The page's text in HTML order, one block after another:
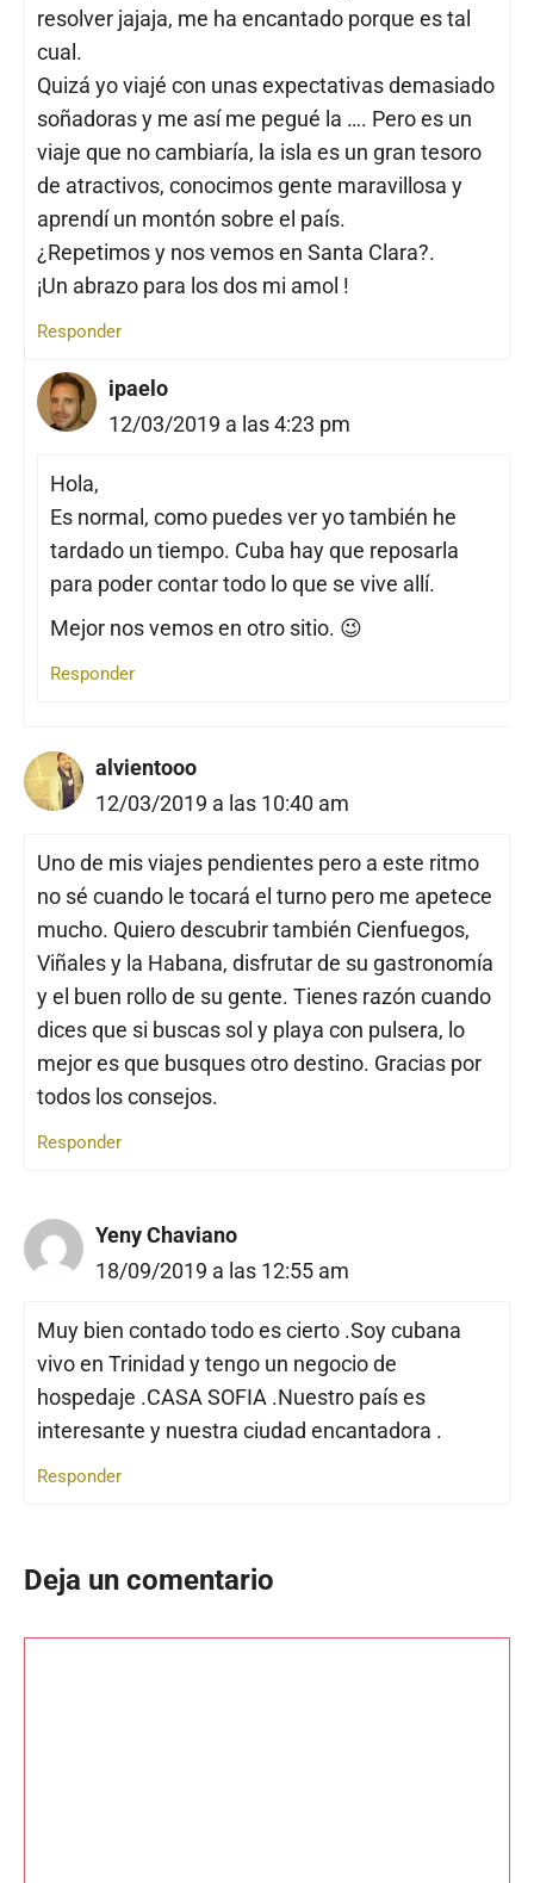
resolver jajaja, me ha encantado porque es tal
cual.
Quizá yo viajé con unas expectativas demasiado
soñadoras y me así me pegué la …. Pero es un
viaje que no cambiaría, la isla es un gran tesoro
de atractivos, conocimos gente maravillosa y
aprendí un montón sobre el país.
¿Repetimos y nos vemos en Santa Clara?.
¡Un abrazo para los dos mi amol !
Responder
ipaelo
12/03/2019 a las 4:23 pm
Hola,
Es normal, como puedes ver yo también he
tardado un tiempo. Cuba hay que reposarla
para poder contar todo lo que se vive allí.
Mejor nos vemos en otro sitio. 😉
Responder
alvientooo
12/03/2019 a las 10:40 am
Uno de mis viajes pendientes pero a este ritmo
no sé cuando le tocará el turno pero me apetece
mucho. Quiero descubrir también Cienfuegos,
Viñales y la Habana, disfrutar de su gastronomía
y el buen rollo de su gente. Tienes razón cuando
dices que si buscas sol y playa con pulsera, lo
mejor es que busques otro destino. Gracias por
todos los consejos.
Responder
Yeny Chaviano
18/09/2019 a las 12:55 am
Muy bien contado todo es cierto .Soy cubana
vivo en Trinidad y tengo un negocio de
hospedaje .CASA SOFIA .Nuestro país es
interesante y nuestra ciudad encantadora .
Responder
Deja un comentario